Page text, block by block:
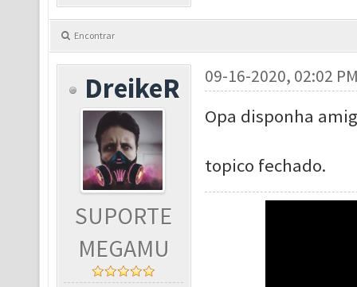
Encontrar
DreikeR
SUPORTE
MEGAMU
09-16-2020, 02:02
Opa disponha
topico fechado.